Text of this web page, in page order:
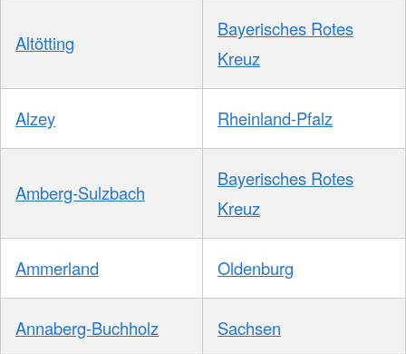
Altötting
Bayerisches Rotes
Kreuz
Alzey Rheinland-Pfalz
Amberg-Sulzbach
Bayerisches Rotes
Kreuz
Ammerland Oldenburg
Annaberg-Buchholz Sachsen